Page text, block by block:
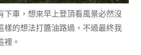
下車，想來早上登頂看風景必然沒
樣的想法打醬油路過，不過最終我
裡。